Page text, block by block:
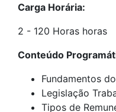
Carga Horária:
2 - 120 Horas horas
Conteúdo
Fundamentos
Legislação
Tipos de